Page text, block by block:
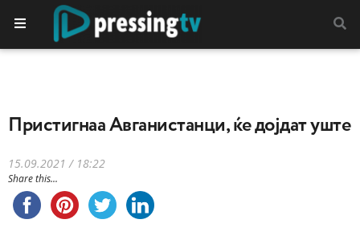
Пристигнаа Авганистанци, ќе дојдат уште
15.09.2021 / 18:22
Share this...